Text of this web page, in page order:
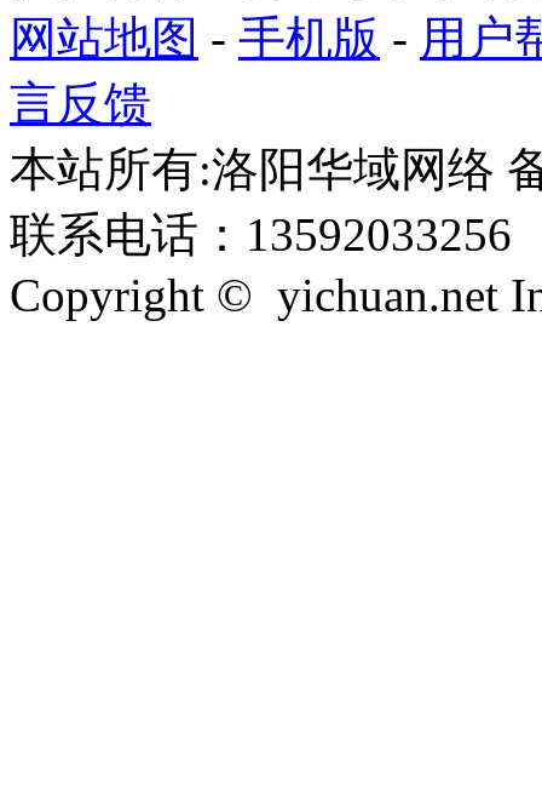
网站地图 - 手机版 - 用户
言反馈
本站所有:洛阳华域网络
联系电话：13592033256
Copyright © yichuan.net